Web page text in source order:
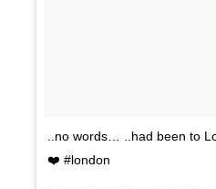
..no words… ..had been to
❤️ #london